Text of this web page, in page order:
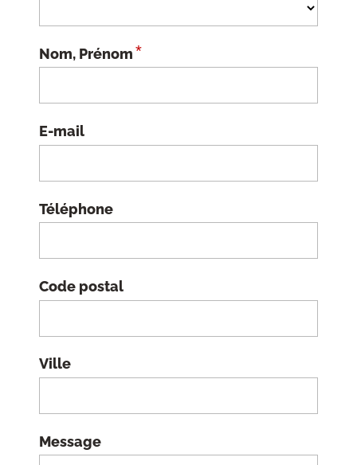
Nom, Prénom*
E-mail
Téléphone
Code postal
Ville
Message